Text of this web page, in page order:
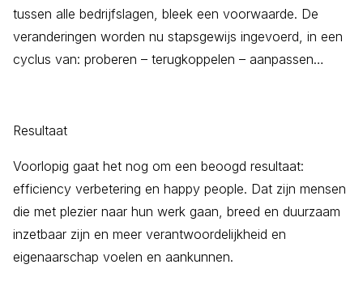
tussen alle bedrijfslagen, bleek een voorwaarde. De
veranderingen worden nu stapsgewijs ingevoerd, in een
cyclus van: proberen – terugkoppelen – aanpassen…
Resultaat
Voorlopig gaat het nog om een beoogd resultaat:
efficiency verbetering en happy people. Dat zijn mensen
die met plezier naar hun werk gaan, breed en duurzaam
inzetbaar zijn en meer verantwoordelijkheid en
eigenaarschap voelen en aankunnen.